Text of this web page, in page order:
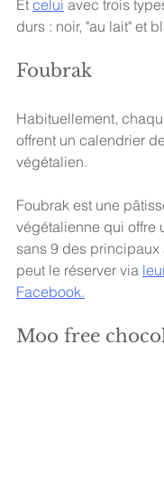
Et celui avec trois
durs : noir, "au lait" et
Foubrak
Habituellement,
offrent un calendrier
végétalien.
Foubrak est une
végétalienne qui offre
sans 9 des principaux
peut le réserver via
Facebook.
Moo free